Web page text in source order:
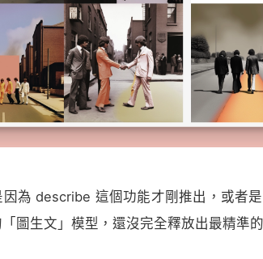
因為 describe 這個功能才剛推出，或者
圖生文」模型，還沒完全釋放出最精準